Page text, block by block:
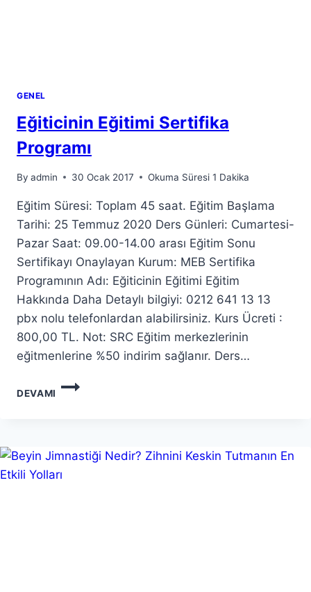
GENEL
Eğiticinin Eğitimi Sertifika
Programı
By admin 30 Ocak 2017 Okuma Süresi 1 Dakika
Eğitim Süresi: Toplam 45 saat. Eğitim Başlama
Tarihi: 25 Temmuz 2020 Ders Günleri: Cumartesi-
Pazar Saat: 09.00-14.00 arası Eğitim Sonu
Sertifikayı Onaylayan Kurum: MEB Sertifika
Programının Adı: Eğiticinin Eğitimi Eğitim
Hakkında Daha Detaylı bilgiyi: 0212 641 13 13
pbx nolu telefonlardan alabilirsiniz. Kurs Ücreti :
800,00 TL. Not: SRC Eğitim merkezlerinin
eğitmenlerine %50 indirim sağlanır. Ders…
DEVAMI
EĞITICININ